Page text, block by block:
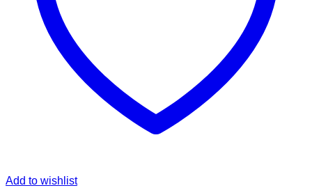
Add to wishlist